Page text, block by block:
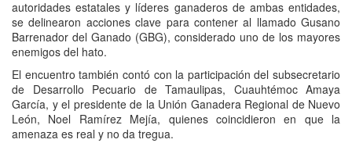
autoridades estatales y líderes ganaderos de ambas entidades,
se delinearon acciones clave para contener al llamado Gusano
Barrenador del Ganado (GBG), considerado uno de los mayores
enemigos del hato.
El encuentro también contó con la participación del subsecretario
de Desarrollo Pecuario de Tamaulipas, Cuauhtémoc Amaya
García, y el presidente de la Unión Ganadera Regional de Nuevo
León, Noel Ramírez Mejía, quienes coincidieron en que la
amenaza es real y no da tregua.